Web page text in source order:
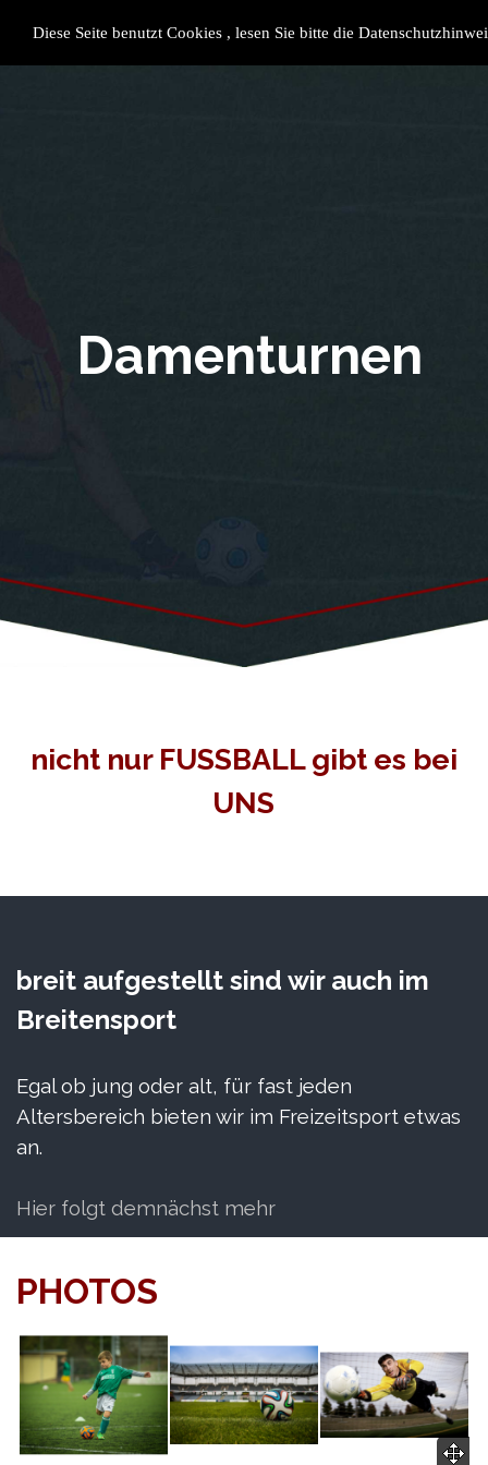
Diese Seite benutzt Cookies , lesen Sie bitte die Shop
Damenturnen
nicht nur FUSSBALL gibt es bei
UNS
breit aufgestellt sind wir auch im
Breitensport
Egal ob jung oder alt, für fast jeden
Altersbereich bieten wir im Freizeitsport etwas
an.
Hier folgt demnächst mehr
PHOTOS